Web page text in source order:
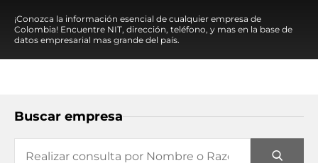
¡Conozca la información esencial de cualquier empresa de
Colombia! Encuentre NIT, dirección, teléfono, y mas en la base de
datos empresarial mas grande del país.
Buscar empresa